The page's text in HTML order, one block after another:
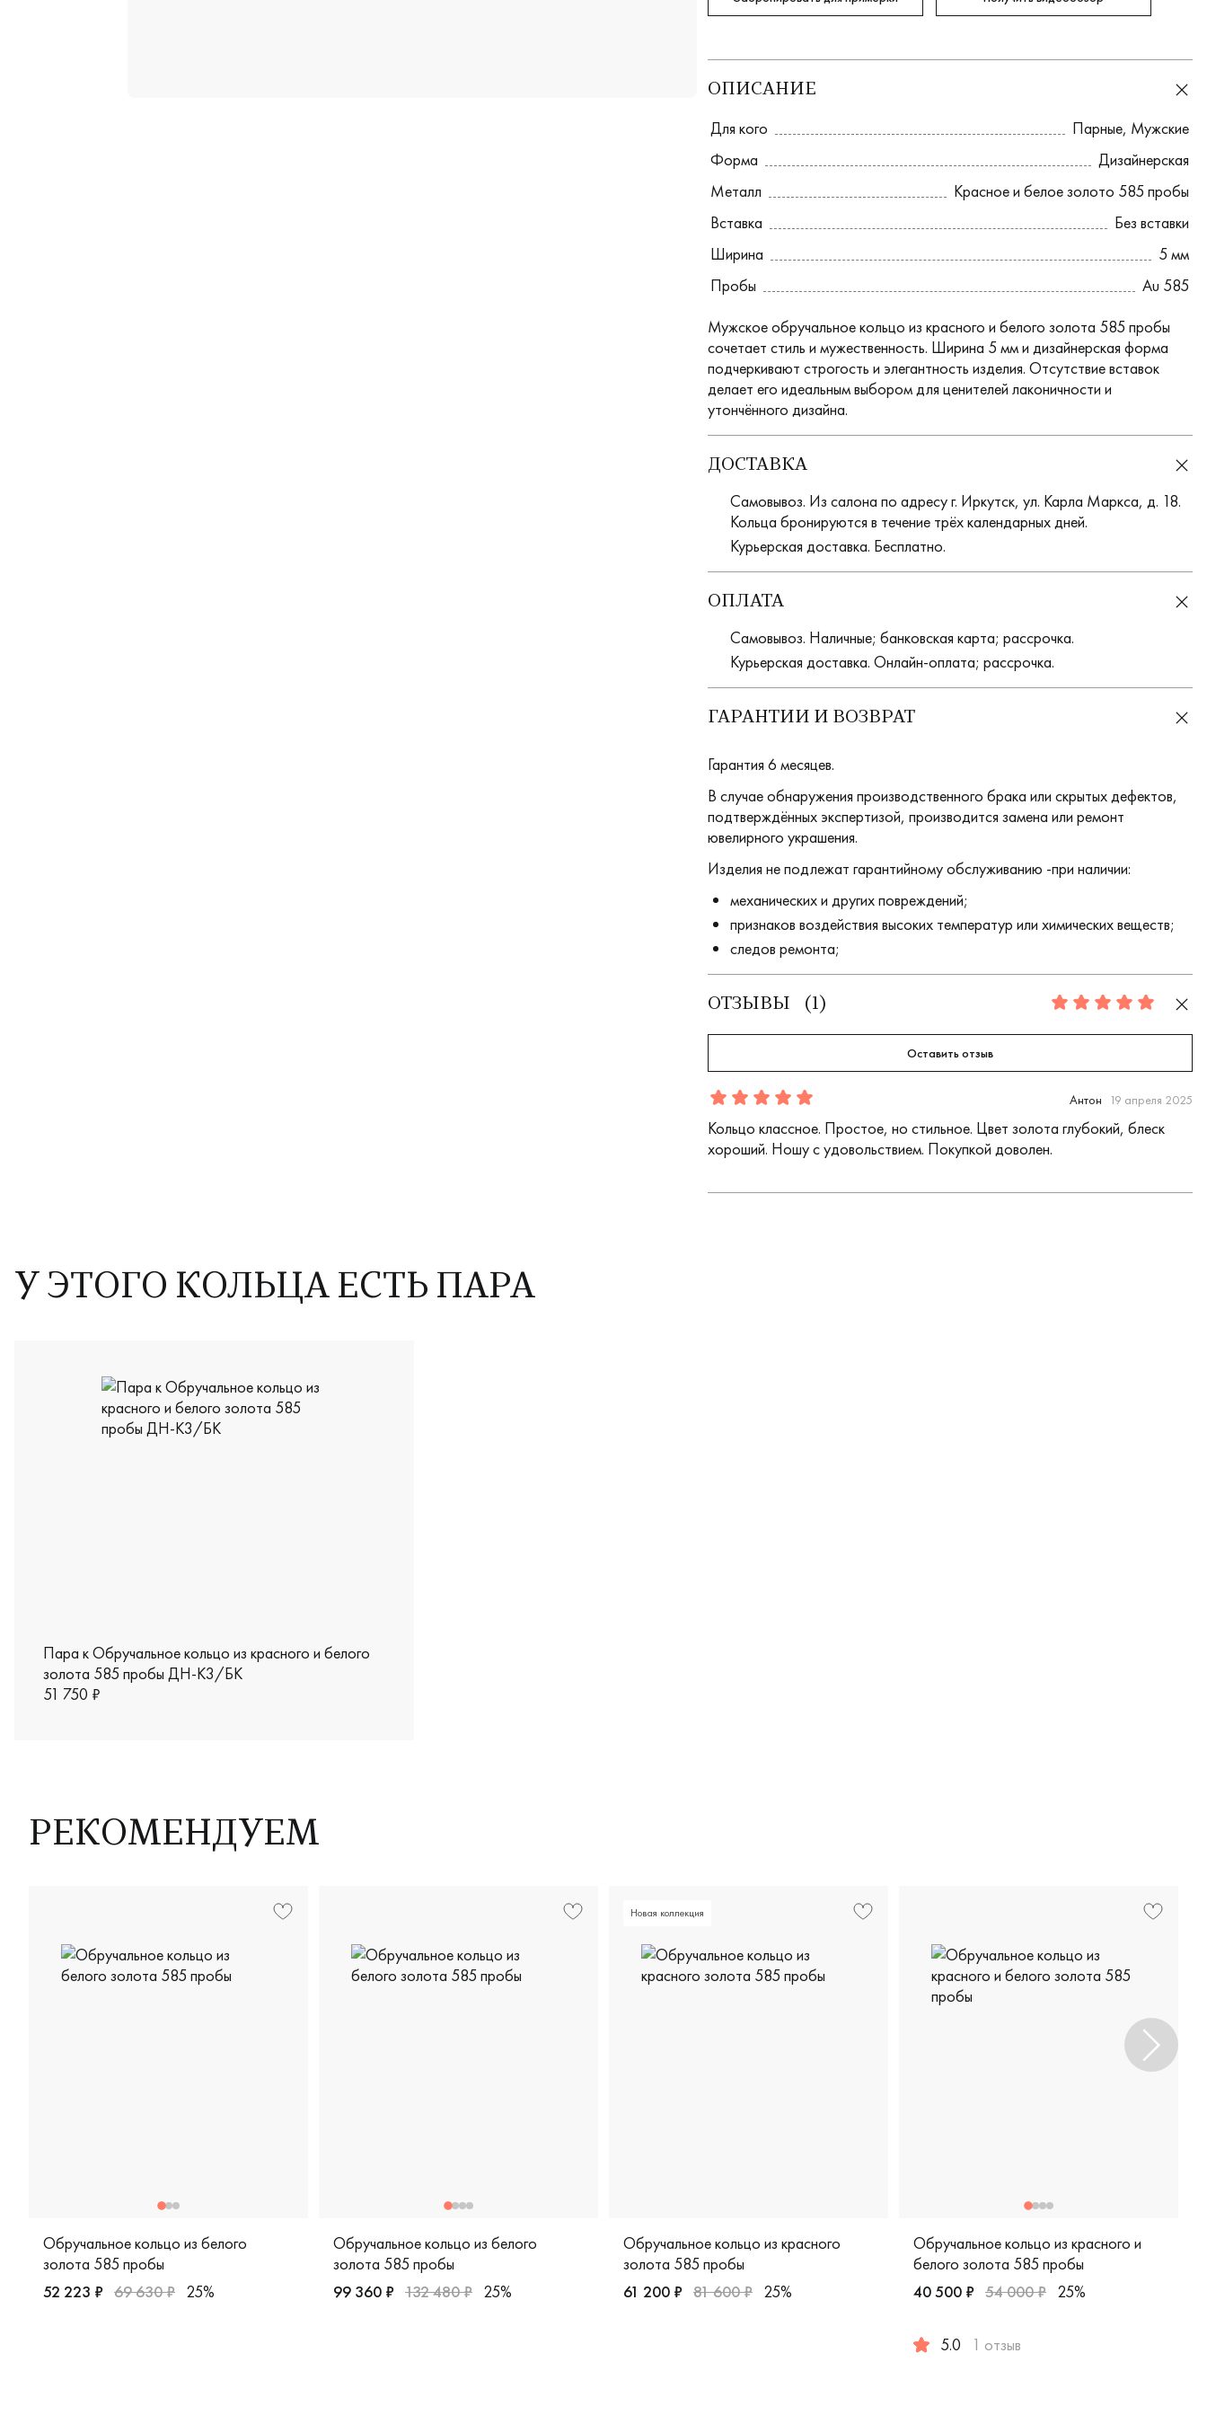
ОПИСАНИЕ
Для кого Парные, Мужские
Форма
Дизайнерская
Металл
Красное и белое золото 585 пробы
Вставка
Без вставки
Ширина
5 мм
Пробы
Au 585
Мужское обручальное кольцо из красного и белого золота 585 пробы
сочетает стиль и мужественность. Ширина 5 мм и дизайнерская форма
подчеркивают строгость и элегантность изделия. Отсутствие вставок
делает его идеальным выбором для ценителей лаконичности и
утончённого дизайна.
ДОСТАВКА
Самовывоз. Из салона по адресу г. Иркутск, ул. Карла Маркса, д. 18.
Кольца бронируются в течение трёх календарных дней.
Курьерская доставка. Бесплатно.
ОПЛАТА
Самовывоз. Наличные; банковская карта; рассрочка.
Курьерская доставка. Онлайн-оплата; рассрочка.
ГАРАНТИИ И ВОЗВРАТ
Гарантия 6 месяцев.
В случае обнаружения производственного брака или скрытых дефектов,
подтверждённых экспертизой, производится замена или ремонт
ювелирного украшения.
Изделия не подлежат гарантийному обслуживанию -при наличии:
механических и других повреждений;
признаков воздействия высоких температур или химических веществ;
следов ремонта;
ОТЗЫВЫ ( 1 ) 5.0
Оставить отзыв
Отзыв
1
5.0
5 Антон 19 апреля 2025
Кольцо классное. Простое, но стильное. Цвет золота глубокий, блеск
хороший. Ношу с удовольствием. Покупкой доволен.
У ЭТОГО КОЛЬЦА ЕСТЬ ПАРА
Пара к Обручальное кольцо из красного и белого
золота 585 пробы ДН-К3/БК
51 750 ₽
РЕКОМЕНДУЕМ
Обручальное кольцо из белого
золота 585 пробы
52 223 ₽ 69 630 ₽ 25%
Обручальное кольцо из белого
золота 585 пробы
99 360 ₽ 132 480 ₽ 25%
Новая коллекция
Обручальное кольцо из красного
золота 585 пробы
Женские, красное золото 585 пробы, классическая, к/113-120
61 200 ₽ 81 600 ₽ 25%
Обручальное кольцо из красного и
белого золота 585 пробы
40 500 ₽ 54 000 ₽ 25%
5.0 1 отзыв